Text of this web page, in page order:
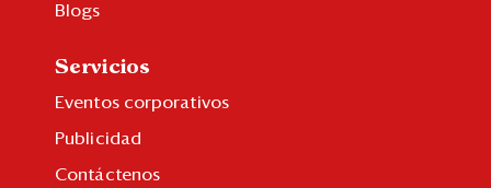
Blogs
Servicios
Eventos corporativos
Publicidad
Contáctenos